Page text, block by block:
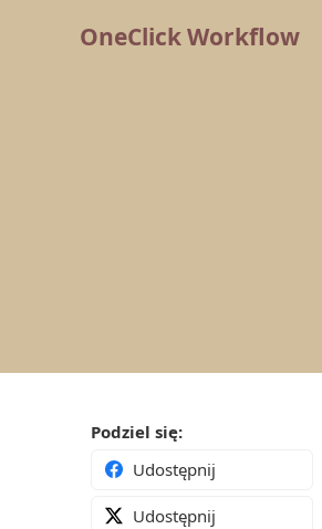
OneClick Workflow
Podziel się:
Udostępnij
Udostępnij